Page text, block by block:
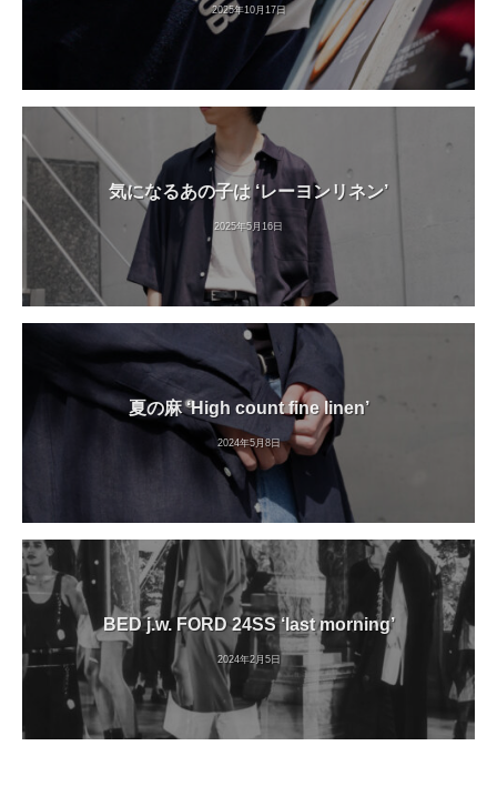
2025年10月17日
気になるあの子は ‘レーヨンリネン’
2025年5月16日
夏の麻 ‘High count fine linen’
2024年5月8日
BED j.w. FORD 24SS ‘last morning’
2024年2月5日